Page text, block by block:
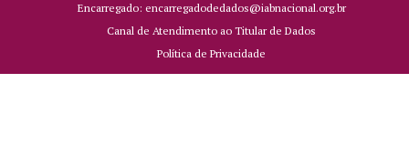
Encarregado: encarregadodedados@iabnacional.org.br
Canal de Atendimento ao Titular de Dados
Política de Privacidade